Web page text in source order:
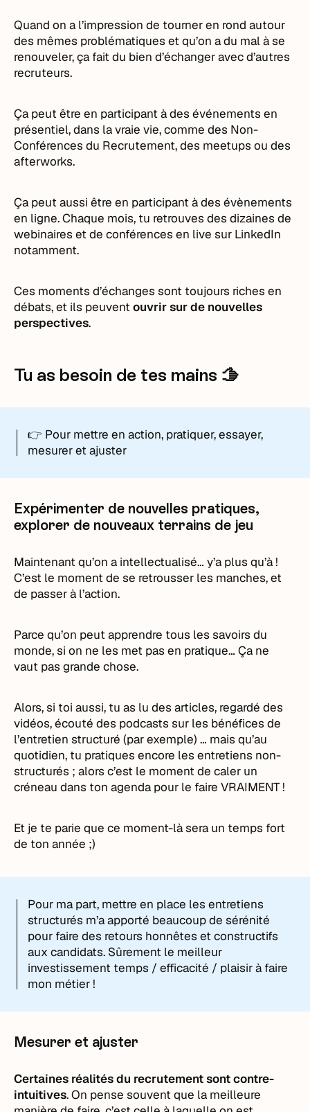
Quand on a l’impression de tourner en rond autour
des mêmes problématiques et qu’on a du mal à se
renouveler, ça fait du bien d’échanger avec d’autres
recruteurs.
Ça peut être en participant à des événements en
présentiel, dans la vraie vie, comme des Non-
Conférences du Recrutement, des meetups ou des
afterworks.
Ça peut aussi être en participant à des évènements
en ligne. Chaque mois, tu retrouves des dizaines de
webinaires et de conférences en live sur LinkedIn
notamment.
Ces moments d’échanges sont toujours riches en
débats, et ils peuventouvrir sur de nouvelles
perspectives.
Tu as besoin de tes mains 🫱
👉 Pour mettre en action, pratiquer, essayer,
mesurer et ajuster
Expérimenter de nouvelles pratiques,
explorer de nouveaux terrains de jeu
Maintenant qu’on a intellectualisé… y’a plus qu’à !
C’est le moment de se retrousser les manches, et
de passer à l’action.
Parce qu’on peut apprendre tous les savoirs du
monde, si on ne les met pas en pratique… Ça ne
vaut pas grande chose.
Alors, si toi aussi, tu as lu des articles, regardé des
vidéos, écouté des podcasts sur les bénéfices de
l’entretien structuré (par exemple) … mais qu’au
quotidien, tu pratiques encore les entretiens non-
structurés ; alors c’est le moment de caler un
créneau dans ton agenda pour le faire VRAIMENT !
Et je te parie que ce moment-là sera un temps fort
de ton année ;)
Pour ma part, mettre en place les entretiens
structurés m’a apporté beaucoup de sérénité
pour faire des retours honnêtes et constructifs
aux candidats. Sûrement le meilleur
investissement temps / efficacité / plaisir à faire
mon métier !
Mesurer et ajuster
Certaines réalités du recrutement sont contre-
intuitives. On pense souvent que la meilleure